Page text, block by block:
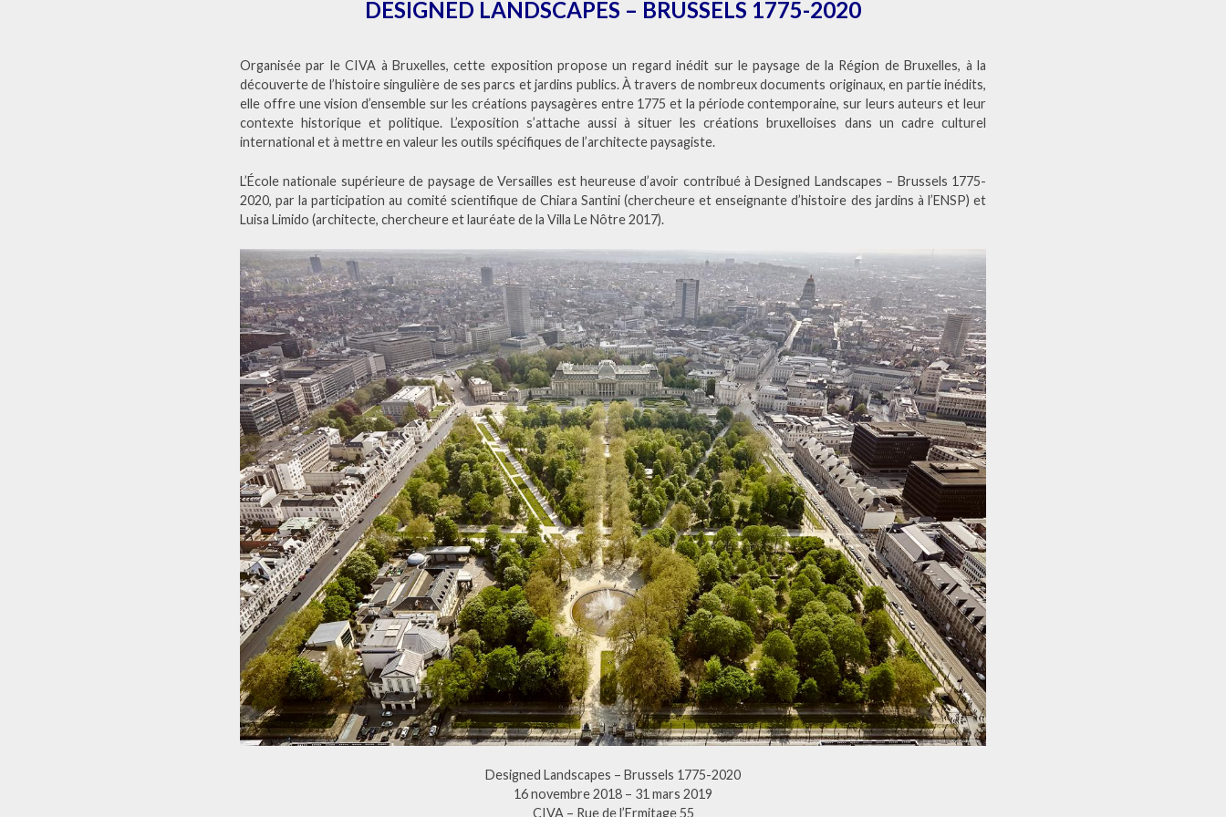
DESIGNED LANDSCAPES – BRUSSELS 1775-2020
Organisée par le CIVA à Bruxelles, cette exposition propose un regard inédit sur le paysage de la Région de Bruxelles, à la
découverte de l’histoire singulière de ses parcs et jardins publics. À travers de nombreux documents originaux, en partie inédits,
elle offre une vision d’ensemble sur les créations paysagères entre 1775 et la période contemporaine, sur leurs auteurs et leur
contexte historique et politique. L’exposition s’attache aussi à situer les créations bruxelloises dans un cadre culturel
international et à mettre en valeur les outils spécifiques de l’architecte paysagiste.
L’École nationale supérieure de paysage de Versailles est heureuse d’avoir contribué à Designed Landscapes – Brussels 1775-
2020, par la participation au comité scientifique de Chiara Santini (chercheure et enseignante d’histoire des jardins à l’ENSP) et
Luisa Limido (architecte, chercheure et lauréate de la Villa Le Nôtre 2017).
Designed Landscapes – Brussels 1775-2020
16 novembre 2018 – 31 mars 2019
CIVA – Rue de l’Ermitage 55